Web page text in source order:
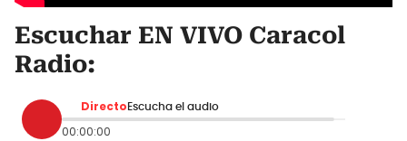
Escuchar EN VIVO Caracol
Radio:
Directo Escucha el audio
00:00:00